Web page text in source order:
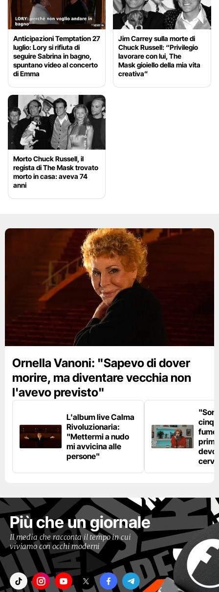
Anticipazioni Temptation 27
luglio: Lory si rifiuta di
seguire Sabrina in bagno,
spuntano video al concerto
di Emma
Jim Carrey sulla morte di
Chuck Russell: “Privilegio
lavorare con lui, The
Mask gioiello della mia vita
creativa”
Morto Chuck Russell, il
regista di The Mask trovato
morto in casa: aveva 74
anni
Ornella Vanoni: "Sapevo di dover
morire, ma diventare vecchia non
l'avevo previsto"
L'album live Calma
Rivoluzionaria:
"Mettermi a nudo
mi avvicina alle
persone"
fumo
devo
Più che un giornale
Il media che racconta il tempo in cui
viviamo con occhi moderni